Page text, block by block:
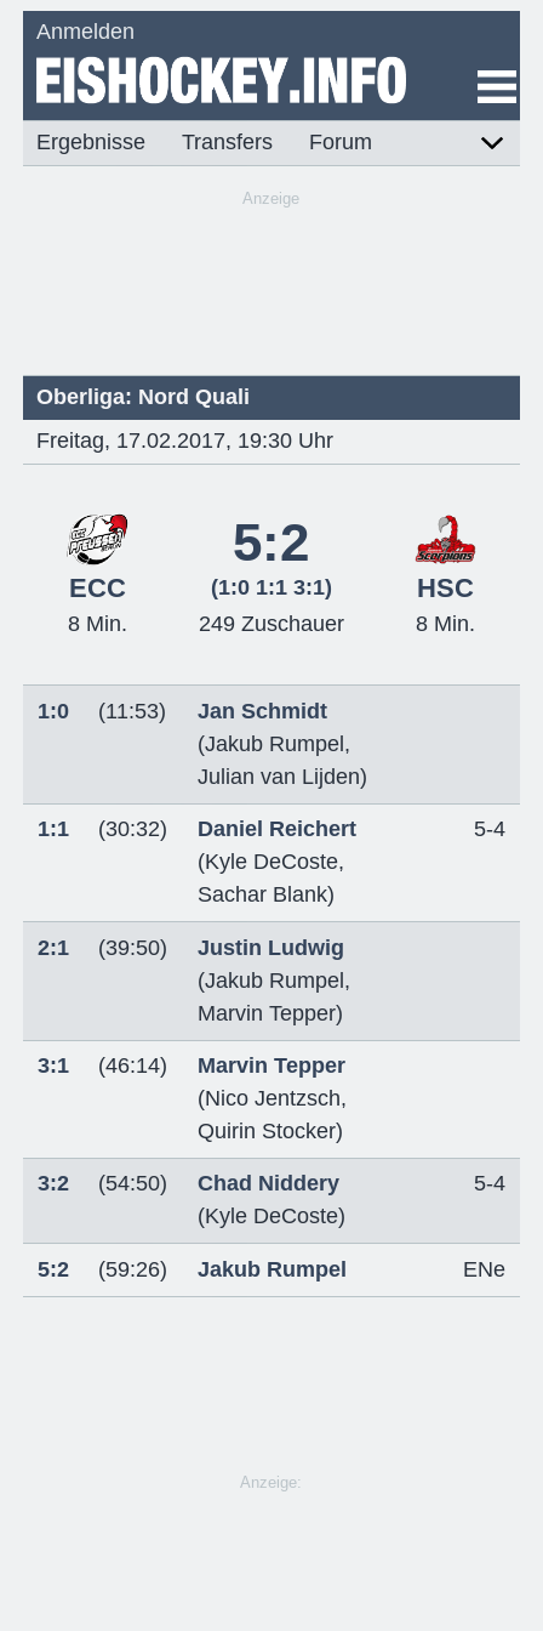
Anmelden
Ergebnisse Transfers Forum
Anzeige
Oberliga: Nord Quali
Freitag, 17.02.2017, 19:30 Uhr
ECC
5:2
(1:0 1:1 3:1) HSC
8 Min. 249 Zuschauer 8 Min.
1:0 (11:53)
Jan Schmidt
(Jakub Rumpel,
Julian van Lijden)
1:1 (30:32)
Daniel Reichert
(Kyle DeCoste,
Sachar Blank)
5-4
2:1 (39:50)
Justin Ludwig
(Jakub Rumpel,
Marvin Tepper)
3:1 (46:14)
Marvin Tepper
(Nico Jentzsch,
Quirin Stocker)
3:2 (54:50)
Chad Niddery
(Kyle DeCoste)
5-4
5:2 (59:26) Jakub Rumpel ENe
Anzeige: